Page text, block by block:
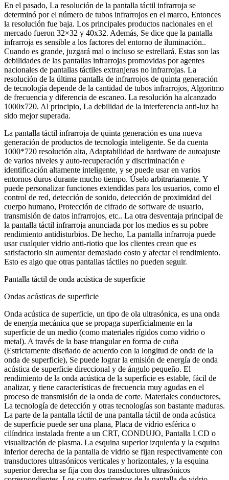
En el pasado, La resolución de la pantalla táctil infrarroja se
determinó por el número de tubos infrarrojos en el marco, Entonces
la resolución fue baja. Los principales productos nacionales en el
mercado fueron 32×32 y 40x32. Además, Se dice que la pantalla
infrarroja es sensible a los factores del entorno de iluminación..
Cuando es grande, juzgará mal o incluso se estrellará. Estas son las
debilidades de las pantallas infrarrojas promovidas por agentes
nacionales de pantallas táctiles extranjeras no infrarrojas. La
resolución de la última pantalla de infrarrojos de quinta generación
de tecnología depende de la cantidad de tubos infrarrojos, Algoritmo
de frecuencia y diferencia de escaneo. La resolución ha alcanzado
1000x720. Al principio, La debilidad de la interferencia anti-luz ha
sido mejor superada.
La pantalla táctil infrarroja de quinta generación es una nueva
generación de productos de tecnología inteligente. Se da cuenta
1000*720 resolución alta, Adaptabilidad de hardware de autoajuste
de varios niveles y auto-recuperación y discriminación e
identificación altamente inteligente, y se puede usar en varios
entornos duros durante mucho tiempo. Úselo arbitrariamente. Y
puede personalizar funciones extendidas para los usuarios, como el
control de red, detección de sonido, detección de proximidad del
cuerpo humano, Protección de cifrado de software de usuario,
transmisión de datos infrarrojos, etc.. La otra desventaja principal de
la pantalla táctil infrarroja anunciada por los medios es su pobre
rendimiento antidisturbios. De hecho, La pantalla infrarroja puede
usar cualquier vidrio anti-riotio que los clientes crean que es
satisfactorio sin aumentar demasiado costo y afectar el rendimiento.
Esto es algo que otras pantallas táctiles no pueden seguir.
Pantalla táctil de onda acústica de superficie
Ondas acústicas de superficie
Onda acústica de superficie, un tipo de ola ultrasónica, es una onda
de energía mecánica que se propaga superficialmente en la
superficie de un medio (como materiales rígidos como vidrio o
metal). A través de la base triangular en forma de cuña
(Estrictamente diseñado de acuerdo con la longitud de onda de la
onda de superficie), Se puede lograr la emisión de energía de onda
acústica de superficie direccional y de ángulo pequeño. El
rendimiento de la onda acústica de la superficie es estable, fácil de
analizar, y tiene características de frecuencia muy agudas en el
proceso de transmisión de la onda de corte. Materiales conductores,
La tecnología de detección y otras tecnologías son bastante maduras.
La parte de la pantalla táctil de una pantalla táctil de onda acústica
de superficie puede ser una plana, Placa de vidrio esférica o
cilíndrica instalada frente a un CRT, CONDUJO, Pantalla LCD o
visualización de plasma. La esquina superior izquierda y la esquina
inferior derecha de la pantalla de vidrio se fijan respectivamente con
transductores ultrasónicos verticales y horizontales, y la esquina
superior derecha se fija con dos transductores ultrasónicos